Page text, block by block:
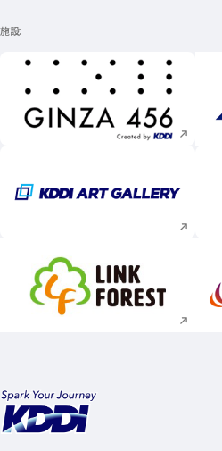
施設
新規ウィンドウで開く
新規ウィンドウで開く
新規ウィンドウで開く